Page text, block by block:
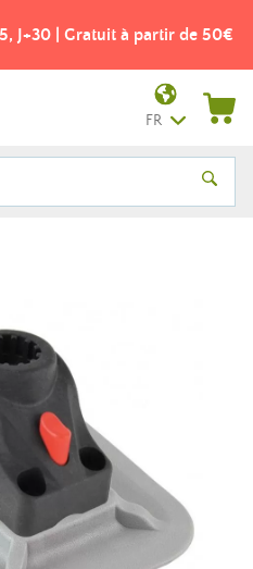
J+30 | Gratuit à partir de 50€
FR